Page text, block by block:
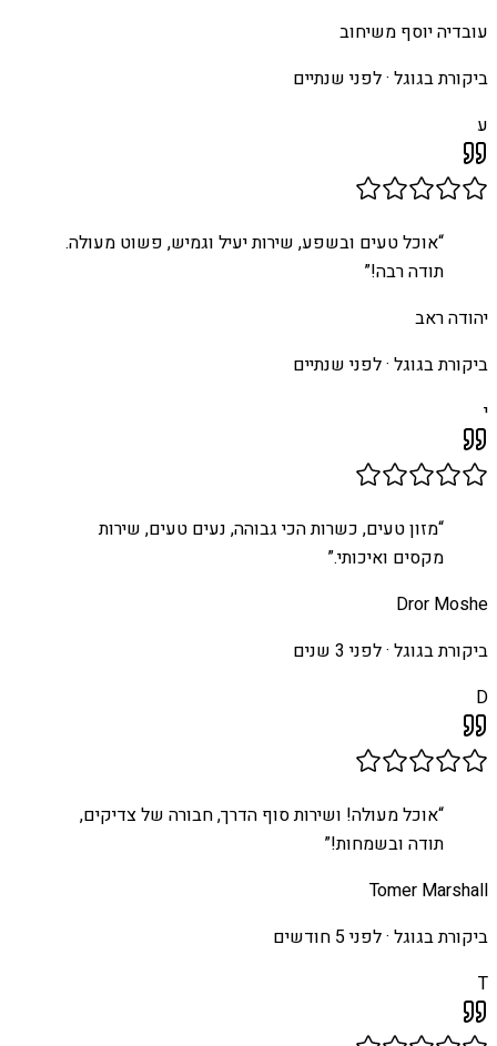
עובדיה יוסף משיחוב
ביקורת בגוגל ·לפני שנתיים
ע
“אוכל טעים ובשפע, שירות יעיל וגמיש, פשוט מעולה.
תודה רבה!”
יהודה ראב
ביקורת בגוגל ·לפני שנתיים
י
“מזון טעים, כשרות הכי גבוהה, נעים טעים, שירות
מקסים ואיכותי.”
Dror Moshe
ביקורת בגוגל ·לפני 3 שנים
D
“אוכל מעולה! ושירות סוף הדרך, חבורה של צדיקים,
תודה ובשמחות!”
Tomer Marshall
ביקורת בגוגל ·לפני 5 חודשים
T